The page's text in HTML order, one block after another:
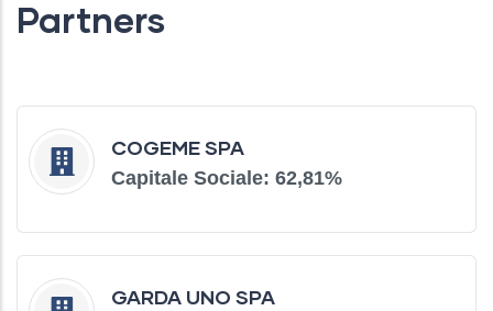
Partners
COGEME SPA
Capitale Sociale: 62,81%
GARDA UNO SPA